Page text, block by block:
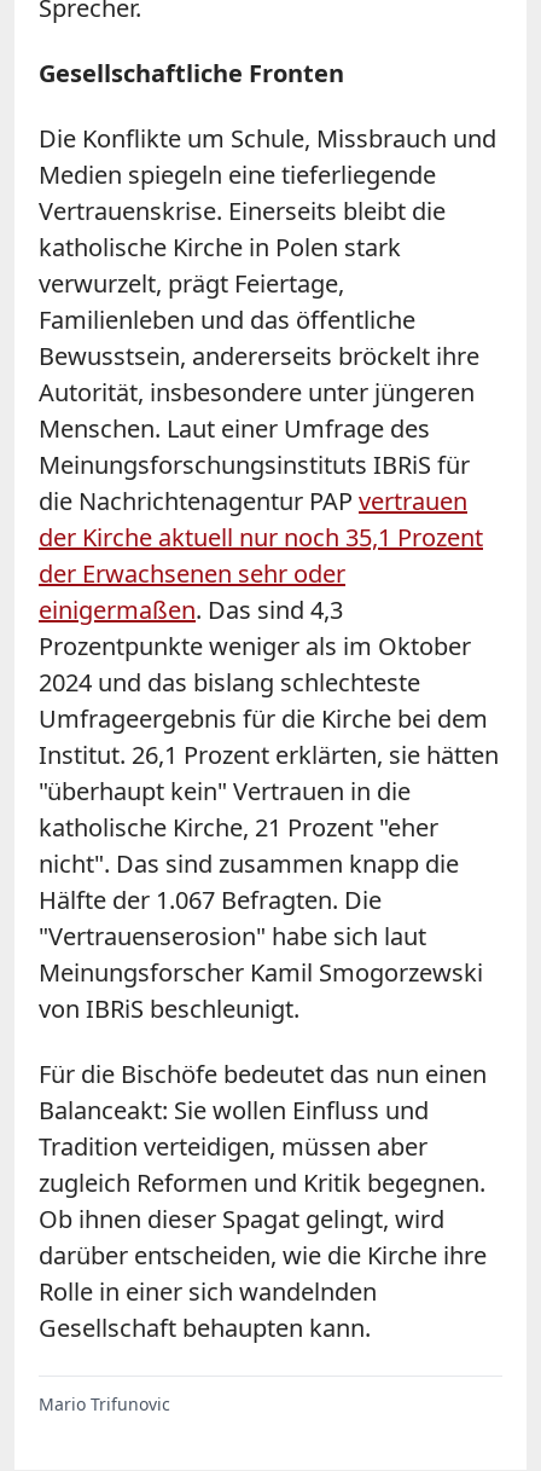
Sprecher.
Gesellschaftliche Fronten
Die Konflikte um Schule, Missbrauch und
Medien spiegeln eine tieferliegende
Vertrauenskrise. Einerseits bleibt die
katholische Kirche in Polen stark
verwurzelt, prägt Feiertage,
Familienleben und das öffentliche
Bewusstsein, andererseits bröckelt ihre
Autorität, insbesondere unter jüngeren
Menschen. Laut einer Umfrage des
Meinungsforschungsinstituts IBRiS für
die Nachrichtenagentur PAP vertrauen
der Kirche aktuell nur noch 35,1 Prozent
der Erwachsenen sehr oder
einigermaßen. Das sind 4,3
Prozentpunkte weniger als im Oktober
2024 und das bislang schlechteste
Umfrageergebnis für die Kirche bei dem
Institut. 26,1 Prozent erklärten, sie hätten
"überhaupt kein" Vertrauen in die
katholische Kirche, 21 Prozent "eher
nicht". Das sind zusammen knapp die
Hälfte der 1.067 Befragten. Die
"Vertrauenserosion" habe sich laut
Meinungsforscher Kamil Smogorzewski
von IBRiS beschleunigt.
Für die Bischöfe bedeutet das nun einen
Balanceakt: Sie wollen Einfluss und
Tradition verteidigen, müssen aber
zugleich Reformen und Kritik begegnen.
Ob ihnen dieser Spagat gelingt, wird
darüber entscheiden, wie die Kirche ihre
Rolle in einer sich wandelnden
Gesellschaft behaupten kann.
Mario Trifunovic